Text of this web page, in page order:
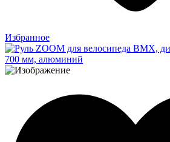
Избранное